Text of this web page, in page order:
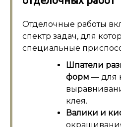
Отделочные работы
спектр задач, для
специальные
Шпатели
форм — для
клея.
Валики и